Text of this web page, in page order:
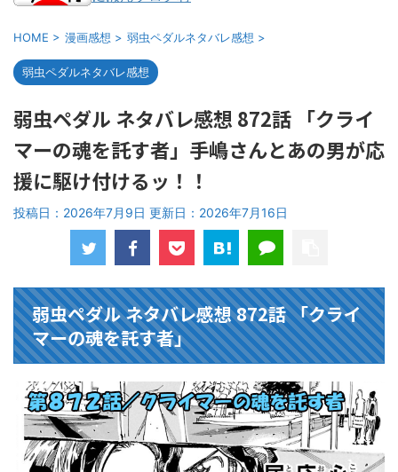
HOME > 漫画感想 > 弱虫ペダルネタバレ感想 >
弱虫ペダルネタバレ感想
弱虫ペダル ネタバレ感想 872話 「クライ
マーの魂を託す者」手嶋さんとあの男が応
援に駆け付けるッ！！
投稿日：2026年7月9日 更新日： 2026年7月16日
弱虫ペダル ネタバレ感想 872話 「クライ
マーの魂を託す者」